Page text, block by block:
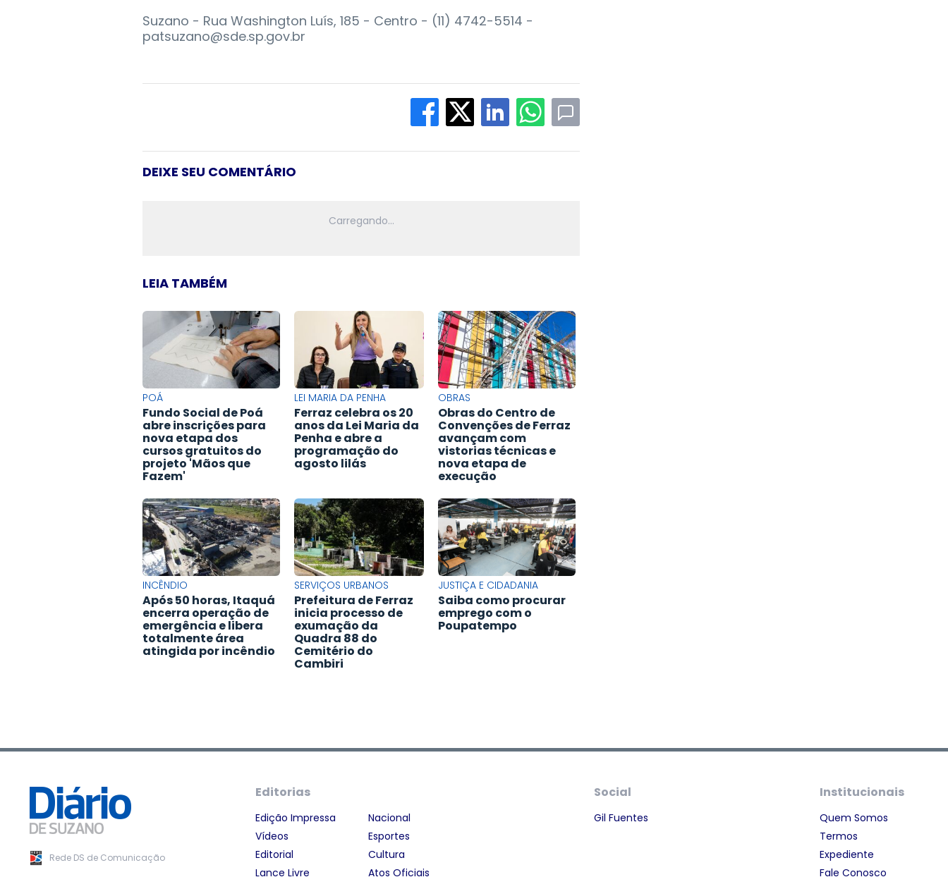
Suzano - Rua Washington Luís, 185 - Centro - (11) 4742-5514 -
patsuzano@sde.sp.gov.br
DEIXE SEU COMENTÁRIO
LEIA TAMBÉM
POÁ
Fundo Social de Poá
abre inscrições para
nova etapa dos
cursos gratuitos do
projeto 'Mãos que
Fazem'
LEI MARIA DA PENHA
Ferraz celebra os 20
anos da Lei Maria da
Penha e abre a
programação do
agosto lilás
OBRAS
Obras do Centro de
Convenções de Ferraz
avançam com
vistorias técnicas e
nova etapa de
execução
INCÊNDIO
Após 50 horas, Itaquá
encerra operação de
emergência e libera
totalmente área
atingida por incêndio
SERVIÇOS URBANOS
Prefeitura de Ferraz
inicia processo de
exumação da
Quadra 88 do
Cemitério do
Cambiri
JUSTIÇA E CIDADANIA
Saiba como procurar
emprego com o
Poupatempo
Rede DS de Comunicação
Editorias
Edição Impressa
Vídeos
Editorial
Lance Livre
Nacional
Esportes
Cultura
Atos Oficiais
Social
Gil Fuentes
Institucionais
Quem Somos
Termos
Expediente
Fale Conosco